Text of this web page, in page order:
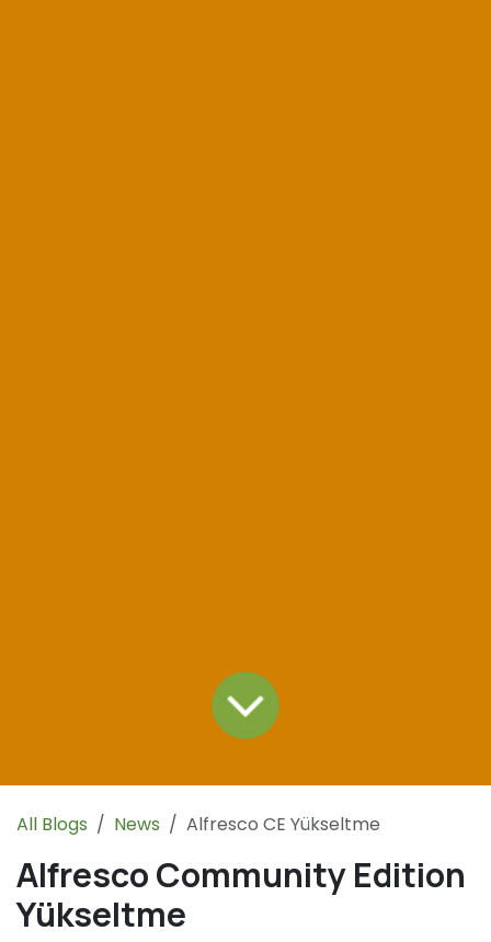
All Blogs News Alfresco CE Yükseltme
Alfresco Community Edition
Yükseltme